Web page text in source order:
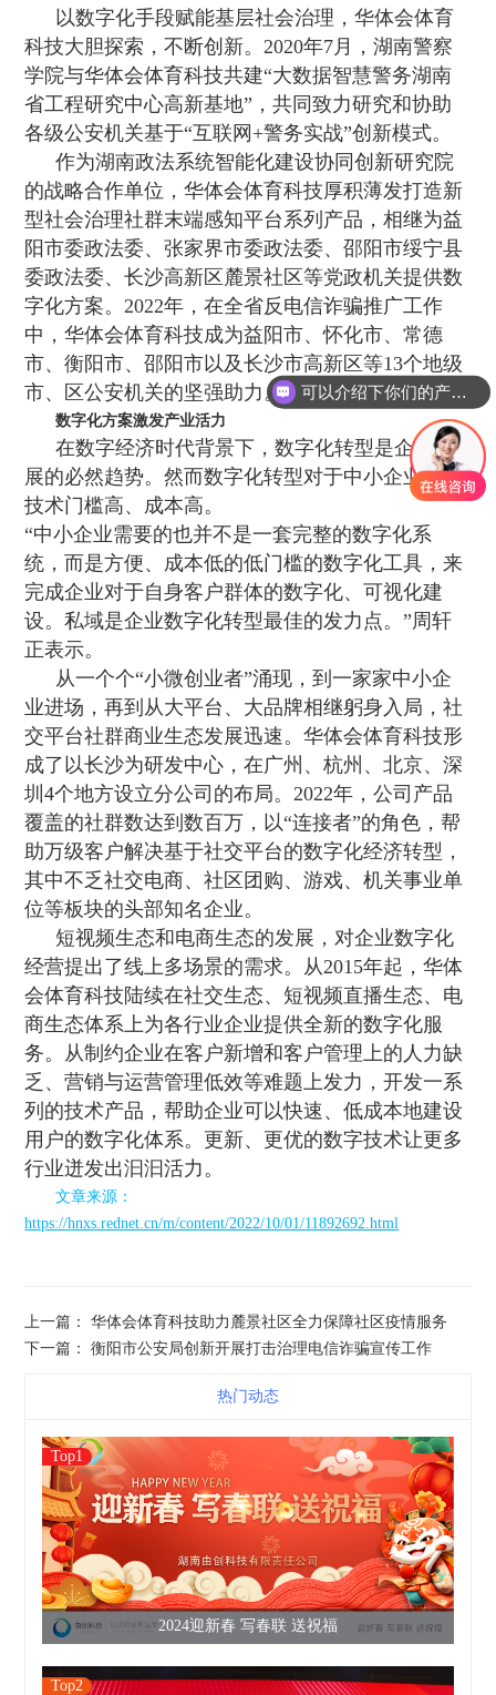
以数字化手段赋能基层社会治理，华体会体育
科技大胆探索，不断创新。2020年7月，湖南警察
学院与华体会体育科技共建“大数据智慧警务湖南
省工程研究中心高新基地”，共同致力研究和协助
各级公安机关基于“互联网+警务实战”创新模式。
作为湖南政法系统智能化建设协同创新研究院
的战略合作单位，华体会体育科技厚积薄发打造新
型社会治理社群末端感知平台系列产品，相继为益
阳市委政法委、张家界市委政法委、邵阳市绥宁县
委政法委、长沙高新区麓景社区等党政机关提供数
字化方案。2022年，在全省反电信诈骗推广工作
中，华体会体育科技成为益阳市、怀化市、常德
市、衡阳市、邵阳市以及长沙市高新区等13个地级
市、区公安机关的坚强助力。
数字化方案激发产业活力
在数字经济时代背景下，数字化转型是企业发
展的必然趋势。然而数字化转型对于中小企业来讲
技术门槛高、成本高。
“中小企业需要的也并不是一套完整的数字化系
统，而是方便、成本低的低门槛的数字化工具，来
完成企业对于自身客户群体的数字化、可视化建
设。私域是企业数字化转型最佳的发力点。”周轩
正表示。
从一个个“小微创业者”涌现，到一家家中小企
业进场，再到从大平台、大品牌相继躬身入局，社
交平台社群商业生态发展迅速。华体会体育科技形
成了以长沙为研发中心，在广州、杭州、北京、深
圳4个地方设立分公司的布局。2022年，公司产品
覆盖的社群数达到数百万，以“连接者”的角色，帮
助万级客户解决基于社交平台的数字化经济转型，
其中不乏社交电商、社区团购、游戏、机关事业单
位等板块的头部知名企业。
短视频生态和电商生态的发展，对企业数字化
经营提出了线上多场景的需求。从2015年起，华体
会体育科技陆续在社交生态、短视频直播生态、电
商生态体系上为各行业企业提供全新的数字化服
务。从制约企业在客户新增和客户管理上的人力缺
乏、营销与运营管理低效等难题上发力，开发一系
列的技术产品，帮助企业可以快速、低成本地建设
用户的数字化体系。更新、更优的数字技术让更多
行业迸发出汩汩活力。
文章来源：
https://hnxs.rednet.cn/m/content/2022/10/01/11892692.html
上一篇： 华体会体育科技助力麓景社区全力保障社区疫情服务
下一篇： 衡阳市公安局创新开展打击治理电信诈骗宣传工作
热门动态
Top1
2024迎新春 写春联 送祝福
Top2
可以介绍下你们的产品么